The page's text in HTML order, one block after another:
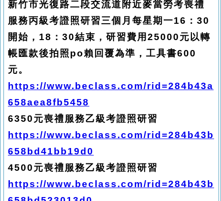
新竹市光復路二段交流道附近麥當勞考喪禮
服務丙級考證照研習三個月每星期一16：30
開始，18：30結束，研習費用25000元以轉
帳匯款後拍照po賴回覆為準，工具書600
元。
https://www.beclass.com/rid=284b43a
658aea8fb5458
6350元喪禮服務乙級考證照研習
https://www.beclass.com/rid=284b43b
658bd41bb19d0
4500元喪禮服務乙級考證照研習
https://www.beclass.com/rid=284b43b